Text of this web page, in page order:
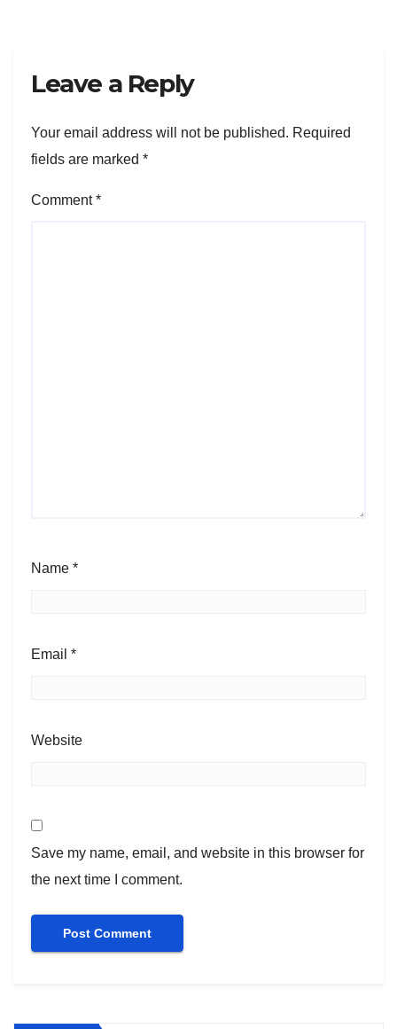
Leave a Reply
Your email address will not be published. Required
fields are marked *
Comment*
Name *
Email *
Website
Save my name, email, and website in this browser for
the next time I comment.